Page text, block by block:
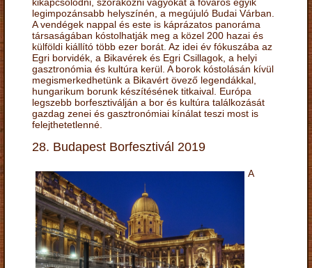
kikapcsolódni, szórakozni vágyókat a főváros egyik
legimpozánsabb helyszínén, a megújuló Budai Várban.
A vendégek nappal és este is káprázatos panoráma
társaságában kóstolhatják meg a közel 200 hazai és
külföldi kiállító több ezer borát. Az idei év fókuszába az
Egri borvidék, a Bikavérek és Egri Csillagok, a helyi
gasztronómia és kultúra kerül. A borok kóstolásán kívül
megismerkedhetünk a Bikavért övező legendákkal,
hungarikum borunk készítésének titkaival. Európa
legszebb borfesztiválján a bor és kultúra találkozását
gazdag zenei és gasztronómiai kínálat teszi most is
felejthetetlenné.
28. Budapest Borfesztivál 2019
A